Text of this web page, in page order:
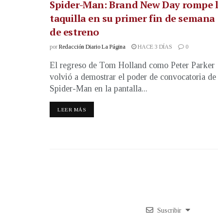
Spider-Man: Brand New Day rompe
taquilla en su primer fin de semana
de estreno
por Redacción Diario La Página HACE 3 DÍAS 0
El regreso de Tom Holland como Peter Parker
volvió a demostrar el poder de convocatoria de
Spider-Man en la pantalla...
LEER MÁS
Suscribir